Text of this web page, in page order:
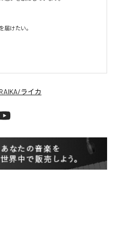
届けたい。
RAIKA/ライカ